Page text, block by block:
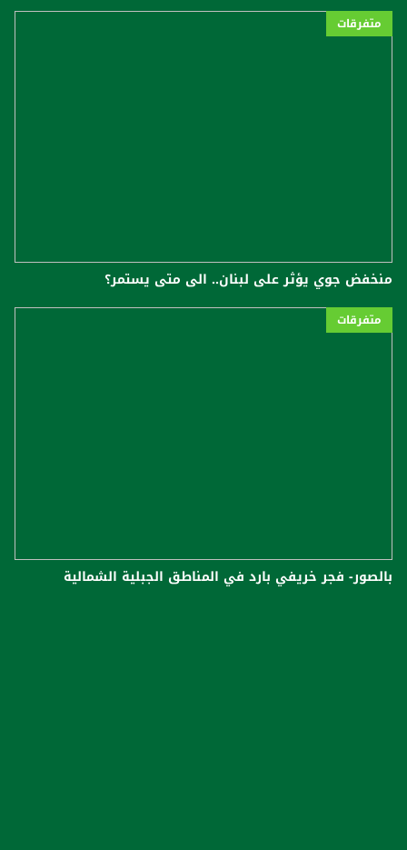
متفرقات
منخفض جوي يؤثر على لبنان.. الى متى يستمر؟
متفرقات
بالصور- فجر خريفي بارد في المناطق الجبلية الشمالية